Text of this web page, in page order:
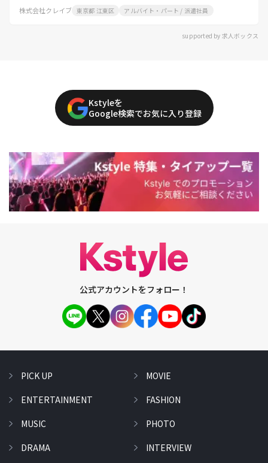
株式会社クレイブ 東京都 江東区 アルバイト・パート / 派遣社員
supported by 求人ボックス
Kstyleを
Google検索でお気に入り登録
公式アカウントをフォロー！
PICK UP
ENTERTAINMENT
MUSIC
DRAMA
MOVIE
FASHION
PHOTO
INTERVIEW